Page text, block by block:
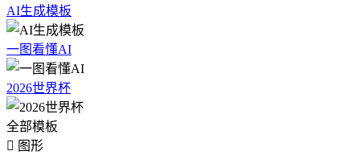
AI生成模板
一图看懂AI
2026世界杯
全部模板
 图形